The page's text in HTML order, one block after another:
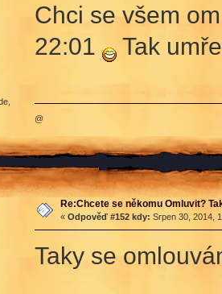
Chci se všem
22:01
Tak
@
Re:Chcete se někomu Omluvit?
« Odpověď #152 kdy: Srpen 30, 2014,
Taky se